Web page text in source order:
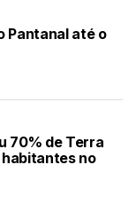
Pantanal até o
70% de Terra
habitantes no